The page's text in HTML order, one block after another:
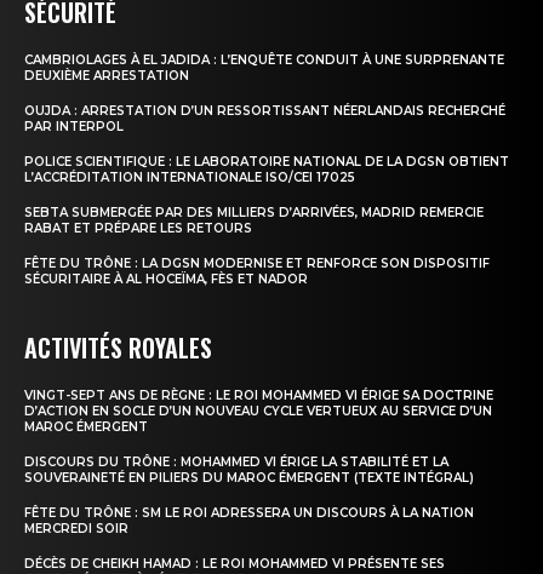
SÉCURITÉ
CAMBRIOLAGES À EL JADIDA : L’ENQUÊTE CONDUIT À UNE SURPRENANTE
DEUXIÈME ARRESTATION
OUJDA : ARRESTATION D’UN RESSORTISSANT NÉERLANDAIS RECHERCHÉ
PAR INTERPOL
POLICE SCIENTIFIQUE : LE LABORATOIRE NATIONAL DE LA DGSN OBTIENT
L’ACCRÉDITATION INTERNATIONALE ISO/CEI 17025
SEBTA SUBMERGÉE PAR DES MILLIERS D’ARRIVÉES, MADRID REMERCIE
RABAT ET PRÉPARE LES RETOURS
FÊTE DU TRÔNE : LA DGSN MODERNISE ET RENFORCE SON DISPOSITIF
SÉCURITAIRE À AL HOCEÏMA, FÈS ET NADOR
ACTIVITÉS ROYALES
VINGT-SEPT ANS DE RÈGNE : LE ROI MOHAMMED VI ÉRIGE SA DOCTRINE
D’ACTION EN SOCLE D’UN NOUVEAU CYCLE VERTUEUX AU SERVICE D’UN
MAROC ÉMERGENT
DISCOURS DU TRÔNE : MOHAMMED VI ÉRIGE LA STABILITÉ ET LA
SOUVERAINETÉ EN PILIERS DU MAROC ÉMERGENT (TEXTE INTÉGRAL)
FÊTE DU TRÔNE : SM LE ROI ADRESSERA UN DISCOURS À LA NATION
MERCREDI SOIR
DÉCÈS DE CHEIKH HAMAD : LE ROI MOHAMMED VI PRÉSENTE SES